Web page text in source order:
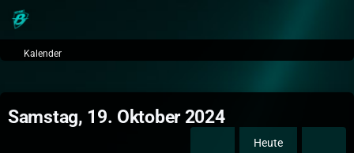
Kalender
Samstag, 19. Oktober 2024
Heute